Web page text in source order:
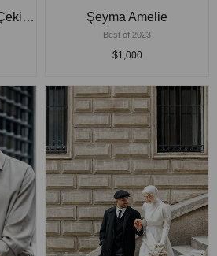
Bahar Gelişli İstanbul Çekim Elbisesi Şeyma Amelie
Best of 2023
$1,000